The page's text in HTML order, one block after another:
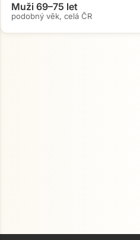
Muži 69–75 let
podobný věk, celá ČR